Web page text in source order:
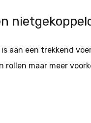
aan een trekkend
maar meer